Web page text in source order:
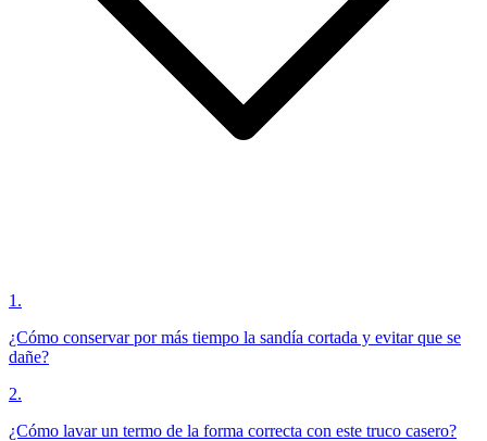
1 .
¿Cómo conservar por más tiempo la sandía cortada y evitar que se
dañe?
2.
¿Cómo lavar un termo de la forma correcta con este truco casero?